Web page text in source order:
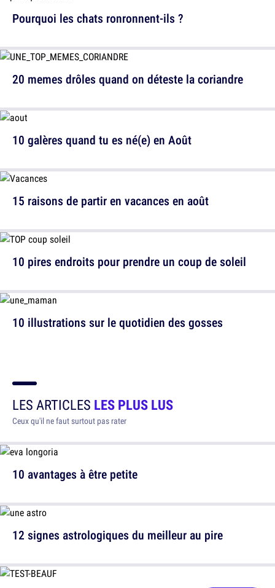
Pourquoi les chats ronronnent-ils ?
10 galères quand tu es né(e) en Août
10 pires endroits pour prendre un coup de soleil
20 memes drôles quand on déteste la coriandre
15 raisons de partir en vacances en août
10 illustrations sur le quotidien des gosses
LES ARTICLES LES PLUS LUS
Ceux qu'il ne faut surtout pas rater
10 avantages à être petite
12 signes astrologiques du meilleur au pire